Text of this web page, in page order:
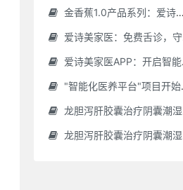
金香蕉1.0产品系列：爱诗美家医健康分布机，健康一体机，社区服务中心，药店，健康小屋都需要
爱诗美家医：免费舌诊，守护您的健康之旅
爱诗美家医APP：开启智能舌诊新时代.舌诊app软件有哪些 好用的舌诊app大全
"智能化医养平台"项目开始招商了，零加盟费，终身自动赚钱
龙胆泻肝胶囊治疗阴囊潮湿吗(龙胆泻肝胶囊治疗阴囊潮湿吗怎么服用)
龙胆泻肝胶囊治疗阴囊潮湿吗怎么服用(龙胆泻肝胶囊治疗阴囊潮湿吗怎么服用效果好)